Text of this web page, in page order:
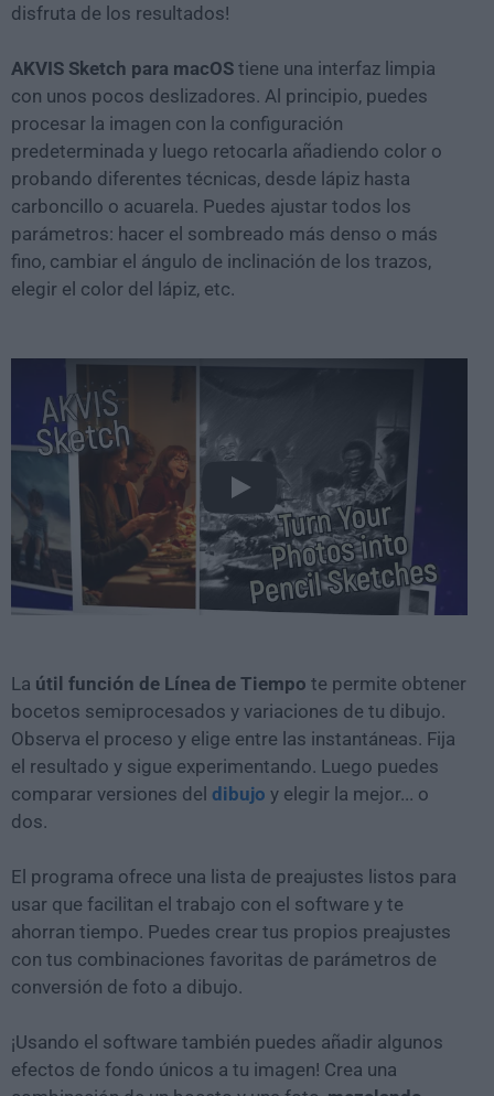
disfruta de los resultados!
AKVIS Sketch para macOS tiene una interfaz limpia
con unos pocos deslizadores. Al principio, puedes
procesar la imagen con la configuración
predeterminada y luego retocarla añadiendo color o
probando diferentes técnicas, desde lápiz hasta
carboncillo o acuarela. Puedes ajustar todos los
parámetros: hacer el sombreado más denso o más
fino, cambiar el ángulo de inclinación de los trazos,
elegir el color del lápiz, etc.
Play
La útil función de Línea de Tiempo te permite obtener
bocetos semiprocesados y variaciones de tu dibujo.
Observa el proceso y elige entre las instantáneas. Fija
el resultado y sigue experimentando. Luego puedes
comparar versiones del dibujo y elegir la mejor... o
dos.
El programa ofrece una lista de preajustes listos para
usar que facilitan el trabajo con el software y te
ahorran tiempo. Puedes crear tus propios preajustes
con tus combinaciones favoritas de parámetros de
conversión de foto a dibujo.
¡Usando el software también puedes añadir algunos
efectos de fondo únicos a tu imagen! Crea una